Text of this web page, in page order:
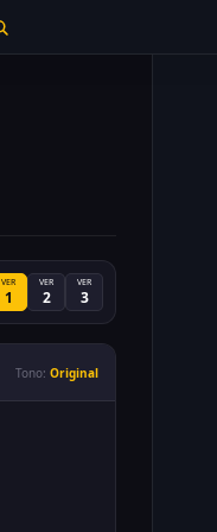
VER
1
VER
2
VER
3
Tono: Original